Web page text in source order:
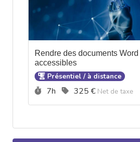
Rendre des documents
accessibles
Présentiel / à distance
Durée :
7h Prix :
325 € Net de taxe